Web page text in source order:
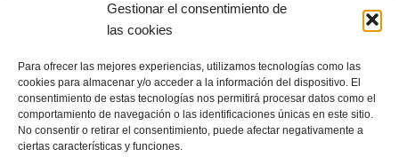
Gestionar el consentimiento de
las cookies
Para ofrecer las mejores experiencias, utilizamos tecnologías como las
cookies para almacenar y/o acceder a la información del dispositivo. El
consentimiento de estas tecnologías nos permitirá procesar datos como el
comportamiento de navegación o las identificaciones únicas en este sitio.
No consentir o retirar el consentimiento, puede afectar negativamente a
ciertas características y funciones.
Copyright © 2018, Equipo IIColumnas